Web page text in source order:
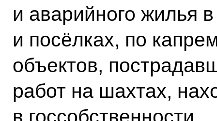
и аварийного жилья
и посёлках, по
объектов,
работ на шахтах,
в госсобственности.